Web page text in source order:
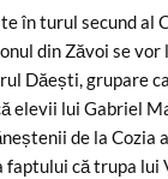
în turul secund al
din Zăvoi se
Dăești, grupare
elevii lui Gabriel
de la Cozia
faptului că trupa